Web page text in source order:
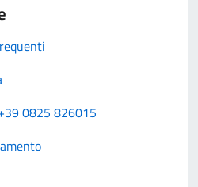
0825 826015